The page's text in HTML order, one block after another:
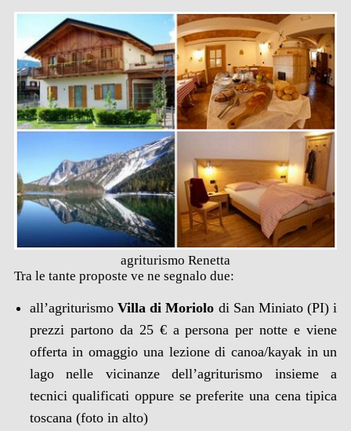
agriturismo Renetta
Tra le tante proposte ve ne segnalo due:
all’agriturismo Villa di Moriolo di San Miniato (PI) i
prezzi partono da 25 € a persona per notte e viene
offerta in omaggio una lezione di canoa/kayak in un
lago nelle vicinanze dell’agriturismo insieme a
tecnici qualificati oppure se preferite una cena tipica
toscana (foto in alto)